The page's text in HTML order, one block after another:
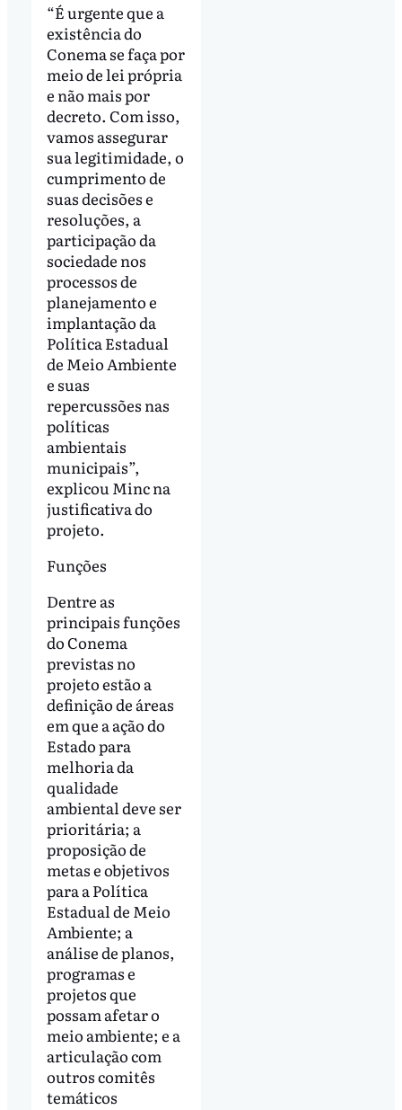
“É urgente que a
existência do
Conema se faça por
meio de lei própria
e não mais por
decreto. Com isso,
vamos assegurar
sua legitimidade, o
cumprimento de
suas decisões e
resoluções, a
participação da
sociedade nos
processos de
planejamento e
implantação da
Política Estadual
de Meio Ambiente
e suas
repercussões nas
políticas
ambientais
municipais”,
explicou Minc na
justificativa do
projeto.
Funções
Dentre as
principais funções
do Conema
previstas no
projeto estão a
definição de áreas
em que a ação do
Estado para
melhoria da
qualidade
ambiental deve ser
prioritária; a
proposição de
metas e objetivos
para a Política
Estadual de Meio
Ambiente; a
análise de planos,
programas e
projetos que
possam afetar o
meio ambiente; e a
articulação com
outros comitês
temáticos